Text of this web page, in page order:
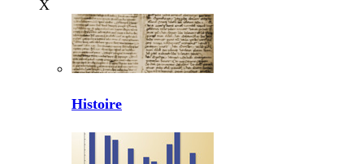
X
Histoire